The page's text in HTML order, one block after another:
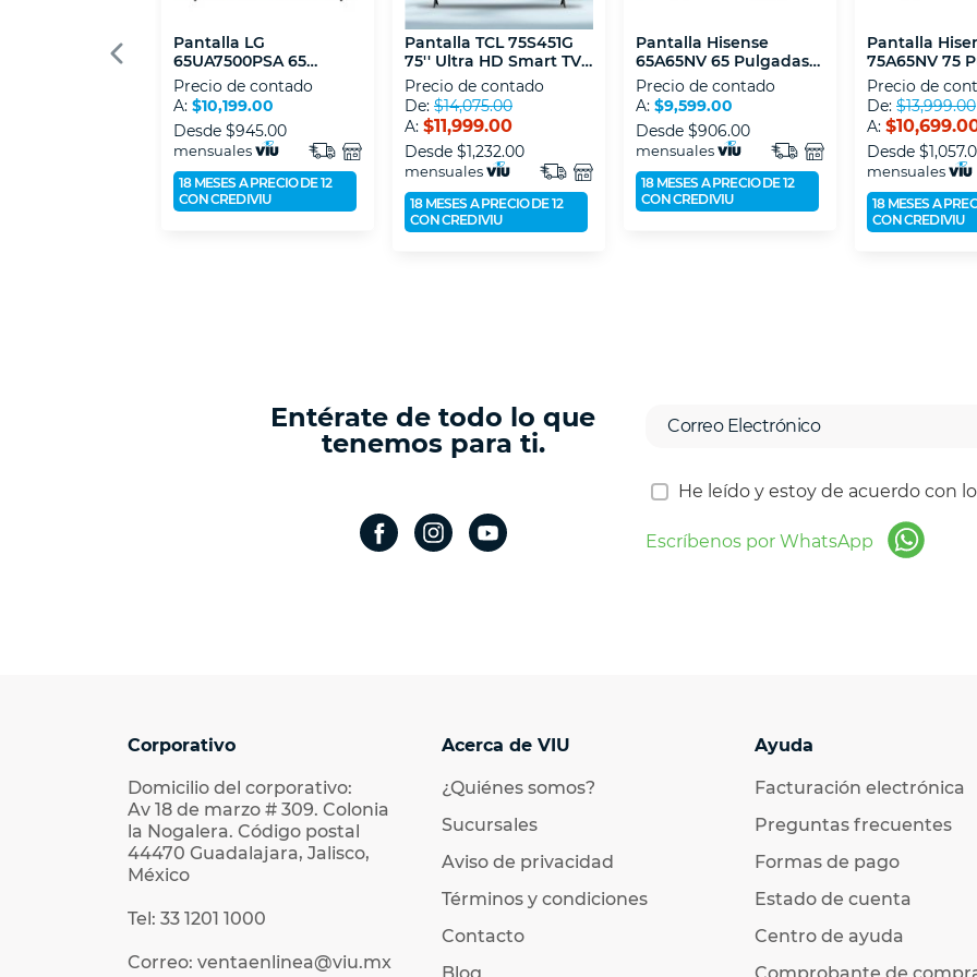
Pantalla LG
65UA7500PSA 65
Pulgadas LED
Precio de contado
A: $10,199.00
Desde $945.00
mensuales
18 MESES A PRECIO DE 12
CON CREDIVIU
Pantalla TCL 75S451G
75'' Ultra HD Smart TV
4K
Precio de contado
De: $14,075.00
A: $11,999.00
Desde $1,232.00
mensuales
18 MESES A PRECIO DE 12
CON CREDIVIU
Pantalla Hisense
65A65NV 65 Pulgadas
LED
Precio de contado
A: $9,599.00
Desde $906.00
mensuales
18 MESES A PRECIO DE 12
CON CREDIVIU
Pantalla
75A65NV 75
LED
Precio de
De: $13,999.00
A:
Desde
mensuales
18 MESES A
CON CREDIVIU
Entérate de todo lo que
tenemos para ti.
He leído y estoy de acuerdo con
Escríbenos por WhatsApp
Corporativo
Domicilio del corporativo:
Av 18 de marzo # 309. Colonia
la Nogalera. Código postal
44470 Guadalajara, Jalisco,
México
Tel: 33 1201 1000
Correo: ventaenlinea@viu.mx
Acerca de VIU
¿Quiénes somos?
Sucursales
Aviso de privacidad
Términos y condiciones
Contacto
Ayuda
Facturación electrónica
Preguntas frecuentes
Formas de pago
Estado de cuenta
Centro de ayuda